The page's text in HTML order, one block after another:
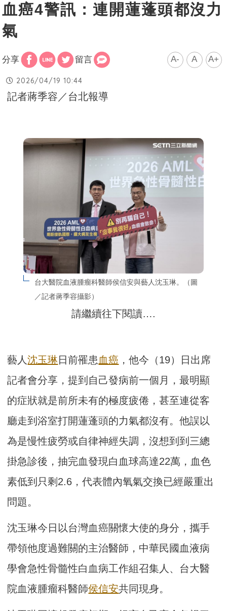
血癌4警訊：連開蓮蓬頭都沒力
氣
分享 留言 A- A A+
2026/04/19 10:44
記者蔣季容／台北報導
台大醫院血液腫瘤科醫師侯信安與藝人沈玉琳。（圖
／記者蔣季容攝影）
請繼續往下閱讀….
藝人沈玉琳 日前罹患血癌 ，他今（19）日出席
記者會分享，提到自己發病前一個月，最明顯
的症狀就是前所未有的極度疲倦，甚至連從客
廳走到浴室打開蓮蓬頭的力氣都沒有。他誤以
為是慢性疲勞或自律神經失調，沒想到到三總
掛急診後，抽完血發現白血球高達22萬，血色
素低到只剩2.6，代表體內氧氣交換已經嚴重出
問題。
沈玉琳今日以台灣血癌關懷大使的身分，攜手
帶領他度過難關的主治醫師，中華民國血液病
學會急性骨髓性白血病工作組召集人、台大醫
院血液腫瘤科醫師侯信安共同現身。